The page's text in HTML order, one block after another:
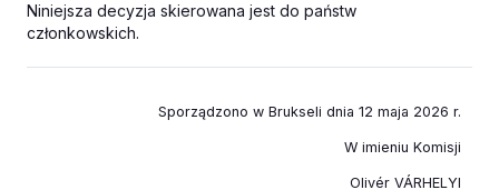
Niniejsza decyzja skierowana jest do państw
członkowskich.
Sporządzono w Brukseli dnia 12 maja 2026 r.
W imieniu Komisji
Olivér VÁRHELYI